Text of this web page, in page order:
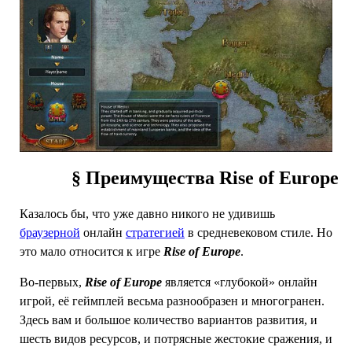
§ Преимущества Rise of Europe
Казалось бы, что уже давно никого не удивишь
браузерной онлайн стратегией в средневековом стиле. Но
это мало относится к игре Rise of Europe.
Во-первых, Rise of Europeявляется «глубокой» онлайн
игрой, её геймплей весьма разнообразен и многогранен.
Здесь вам и большое количество вариантов развития, и
шесть видов ресурсов, и потрясные жестокие сражения, и